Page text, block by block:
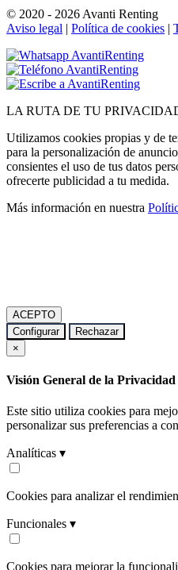
© 2020 - 2026 Avanti Renting
Aviso legal | Política de cookies |
LA RUTA DE TU
Utilizamos cookies propias y de
para la personalización de
consientes el uso de tus datos
ofrecerte publicidad a tu medida.
Más información en nuestra
ACEPTO
Configurar
Rechazar
×
Visión General de la Privacidad
Este sitio utiliza cookies para
personalizar sus preferencias a
Analíticas ▾
Cookies para analizar el
Funcionales ▾
Cookies para mejorar la